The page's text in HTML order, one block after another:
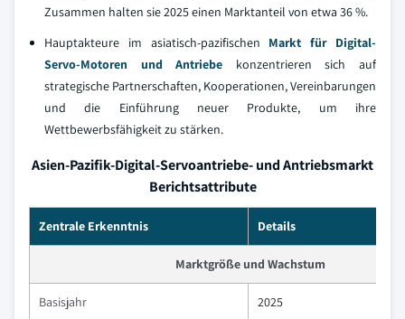
Zusammen halten sie 2025 einen Marktanteil von etwa 36 %.
Hauptakteure im asiatisch-pazifischen Markt für Digital-
Servo-Motoren und Antriebe konzentrieren sich auf
strategische Partnerschaften, Kooperationen, Vereinbarungen
und die Einführung neuer Produkte, um ihre
Wettbewerbsfähigkeit zu stärken.
Asien-Pazifik-Digital-Servoantriebe- und Antriebsmarkt
Berichtsattribute
Zentrale Erkenntnis Details
Marktgröße und Wachstum
Basisjahr 2025